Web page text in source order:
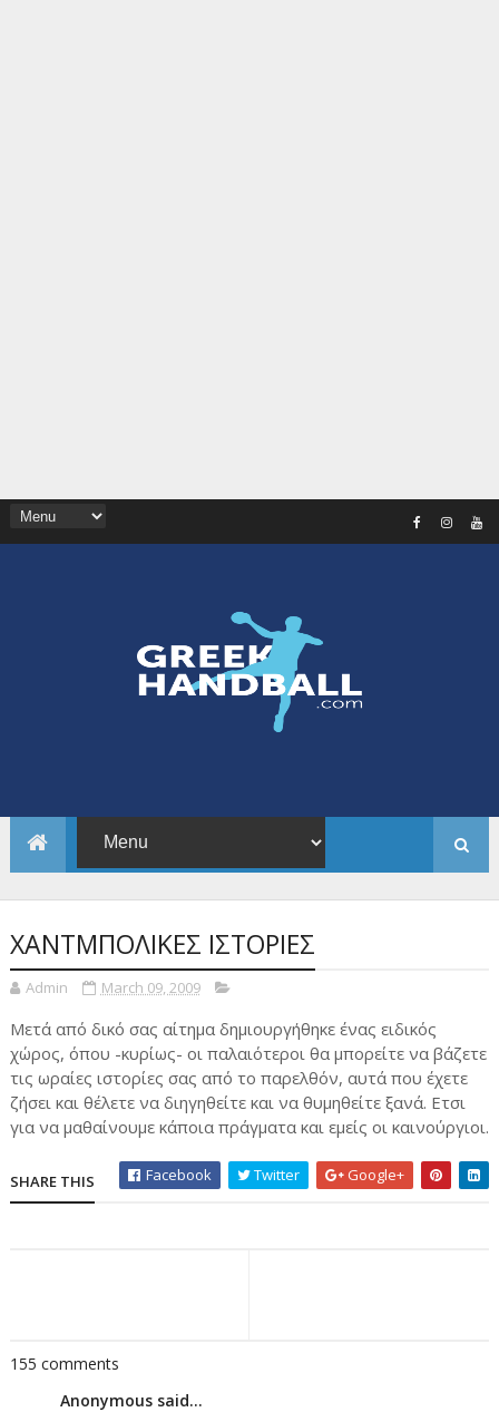
ΧΑΝΤΜΠΟΛΙΚΕΣ ΙΣΤΟΡΙΕΣ
Admin March 09, 2009
Μετά από δικό σας αίτημα δημιουργήθηκε ένας ειδικός
χώρος, όπου -κυρίως- οι παλαιότεροι θα μπορείτε να βάζετε
τις ωραίες ιστορίες σας από το παρελθόν, αυτά που έχετε
ζήσει και θέλετε να διηγηθείτε και να θυμηθείτε ξανά. Ετσι
για να μαθαίνουμε κάποια πράγματα και εμείς οι καινούργιοι.
SHARE THIS Facebook Twitter Google+
155 comments
Anonymous said...